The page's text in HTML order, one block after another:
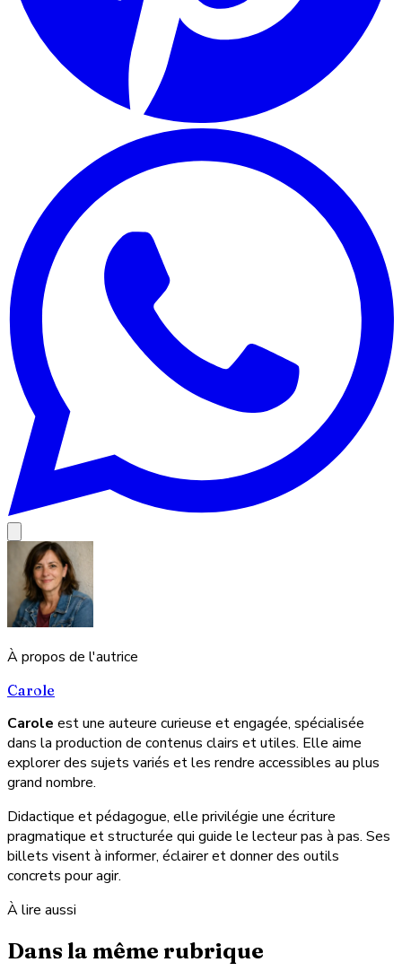
À propos de l'autrice
Carole
Carole est une auteure curieuse et engagée, spécialisée
dans la production de contenus clairs et utiles. Elle aime
explorer des sujets variés et les rendre accessibles au plus
grand nombre.
Didactique et pédagogue, elle privilégie une écriture
pragmatique et structurée qui guide le lecteur pas à pas. Ses
billets visent à informer, éclairer et donner des outils
concrets pour agir.
À lire aussi
Dans la même rubrique